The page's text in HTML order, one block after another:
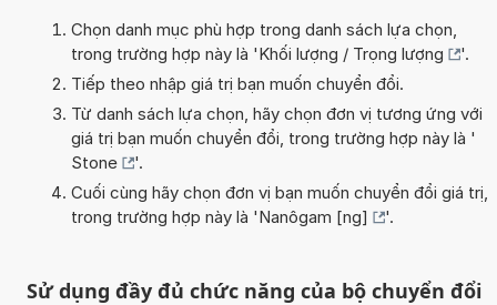
Chọn danh mục phù hợp trong danh sách lựa chọn,
trong trường hợp này là 'Khối lượng / Trọng lượng
'.
Tiếp theo nhập giá trị bạn muốn chuyển đổi.
Từ danh sách lựa chọn, hãy chọn đơn vị tương ứng với
giá trị bạn muốn chuyển đổi, trong trường hợp này là '
Stone
'.
Cuối cùng hãy chọn đơn vị bạn muốn chuyển đổi giá trị,
trong trường hợp này là 'Nanôgam [ng] '.
Sử dụng đầy đủ chức năng của bộ chuyển đổi